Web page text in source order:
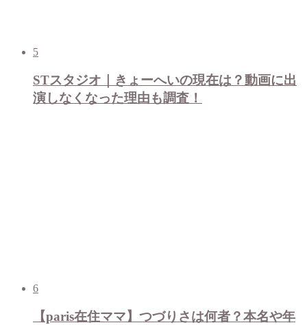
5
STスタジオ｜きょーへいの現在は？動画に出
演しなくなった理由も調査！
6
【paris在住ママ】つづりさは何者？本名や年